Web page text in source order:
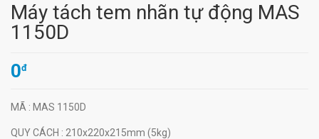
Máy tách tem nhãn tự động MAS
1150D
0đ
MÃ : MAS 1150D
QUY CÁCH : 210x220x215mm (5kg)